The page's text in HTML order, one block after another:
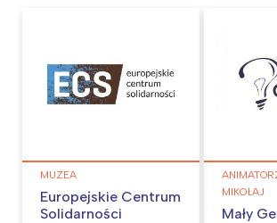
MUZEA
Europejskie Centrum
Solidarności
MIKOŁAJ
Mały